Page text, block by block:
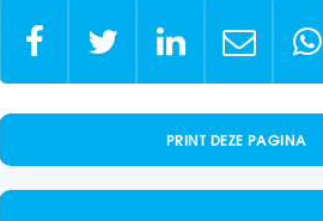
    
PRINT DEZE PAGINA